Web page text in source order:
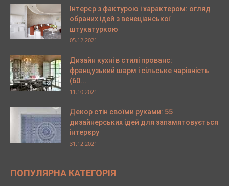
Інтерєр з фактурою і характером: огляд
обраних ідей з венеціанської
штукатуркою
05.12.2021
Дизайн кухні в стилі прованс:
французький шарм і сільське чарівність
(60...
11.10.2021
Декор стін своїми руками: 55
дизайнерських ідей для запамятовується
інтерєру
31.12.2021
ПОПУЛЯРНА КАТЕГОРІЯ